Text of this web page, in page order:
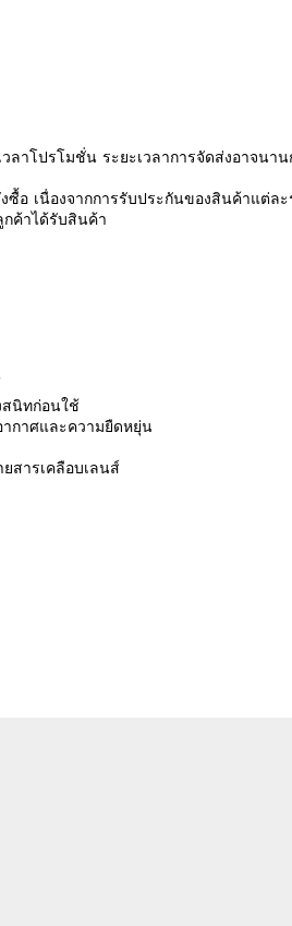
ลาโปรโมชั่น ระยะเวลาการจัดส่งอาจ
อ เนื่องจากการรับประกันของสินค้าแต่ล
ค้าได้รับสินค้า
นิทก่อนใช้
กาศและความยืดหยุ่น
สารเคลือบเลนส์